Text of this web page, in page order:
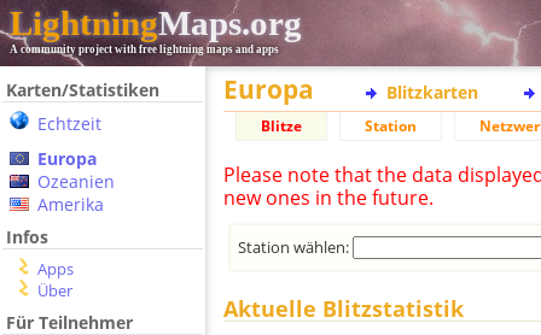
LightningMaps.org
A community project with free lightning maps and apps
Karten/Statistiken
Echtzeit
Europa
Ozeanien
Amerika
Infos
Apps
Über
Für Teilnehmer
Europa Blitzkarten
Blitze Station
Please note that the data
new ones in the future.
Station wählen:
Aktuelle Blitzstatistik